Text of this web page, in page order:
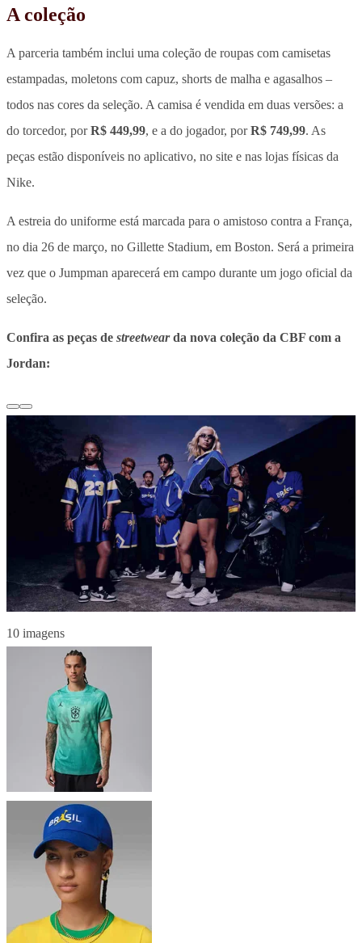
A coleção
A parceria também inclui uma coleção de roupas com camisetas
estampadas, moletons com capuz, shorts de malha e agasalhos –
todos nas cores da seleção. A camisa é vendida em duas versões: a
do torcedor, porR$ 449,99, e a do jogador, porR$ 749,99. As
peças estão disponíveis no aplicativo, no site e nas lojas físicas da
Nike.
A estreia do uniforme está marcada para o amistoso contra a França,
no dia 26 de março, no Gillette Stadium, em Boston. Será a primeira
vez que o Jumpman aparecerá em campo durante um jogo oficial da
seleção.
Confira as peças de streetwearda nova coleção da CBF com a
Jordan:
10 imagens